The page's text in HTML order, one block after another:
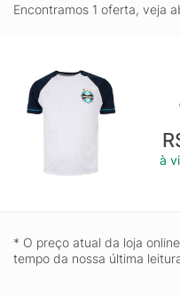
Encontramos 1 oferta, veja
à
* O preço atual da loja
tempo da nossa última